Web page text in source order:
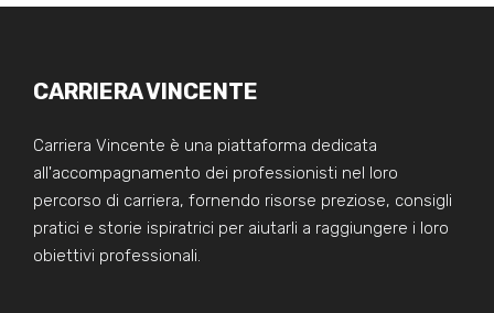
CARRIERA VINCENTE
Carriera Vincente è una piattaforma dedicata
all'accompagnamento dei professionisti nel loro
percorso di carriera, fornendo risorse preziose, consigli
pratici e storie ispiratrici per aiutarli a raggiungere i loro
obiettivi professionali.